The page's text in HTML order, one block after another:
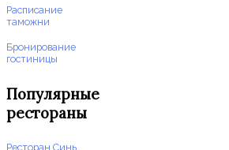
Расписание
таможни
Бронирование
гостиницы
Популярные
рестораны
Ресторан Синь